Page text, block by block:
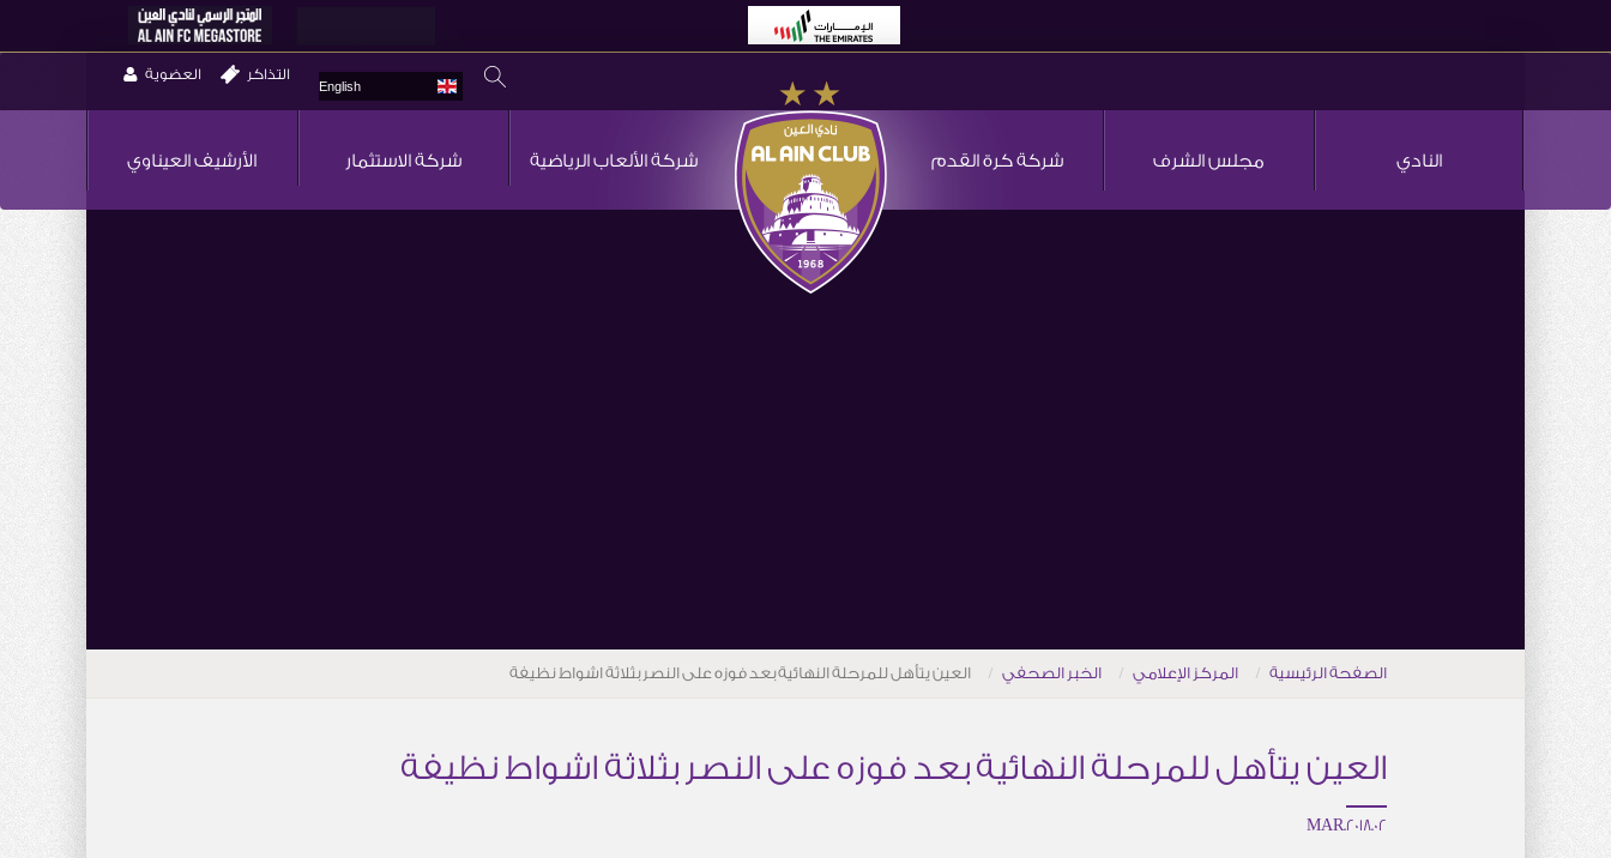
English
التذاكر العضوية
النادي مجلس الشرف شركة كرة القدم الأرشيف العيناوي شركة الاستثمار شركة الألعاب الرياضية
الصفحة الرئيسية المركز الإعلامي الخبر الصحفي العين يتأهل للمرحلة النهائية بعد فوزه على النصر بثلاثة اشواط نظيفة
العين يتأهل للمرحلة النهائية بعد فوزه على النصر بثلاثة اشواط نظيفة
02.MAR.2018